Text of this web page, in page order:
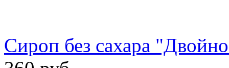
Сироп без сахара